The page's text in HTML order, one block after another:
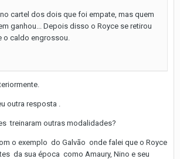
cartel dos dois que foi empate, mas quem
ganhou... Depois disso o Royce se retirou
o caldo engrossou.
outra resposta .
treinaram outras modalidades?
o exemplo do Galvão onde falei que o Royce
da sua época como Amaury, Nino e seu